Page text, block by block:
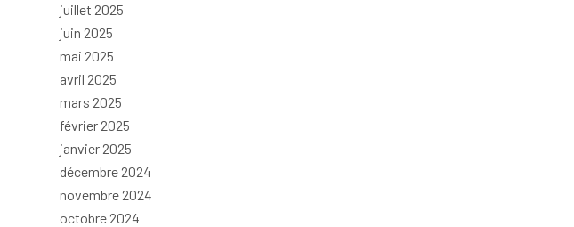
juillet 2025
juin 2025
mai 2025
avril 2025
mars 2025
février 2025
janvier 2025
décembre 2024
novembre 2024
octobre 2024